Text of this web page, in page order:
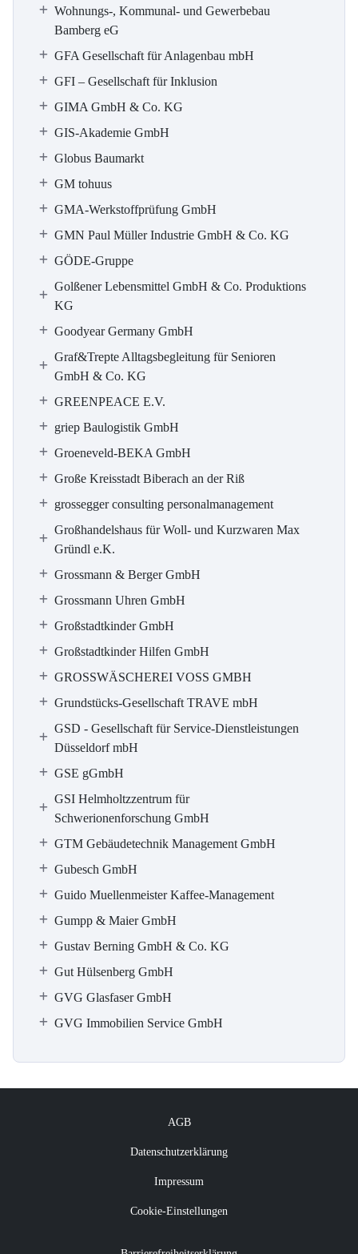
Wohnungs-, Kommunal- und Gewerbebau
Bamberg eG
GFA Gesellschaft für Anlagenbau mbH
GFI – Gesellschaft für Inklusion
GIMA GmbH & Co. KG
GIS-Akademie GmbH
Globus Baumarkt
GM tohuus
GMA-Werkstoffprüfung GmbH
GMN Paul Müller Industrie GmbH & Co. KG
GÖDE-Gruppe
Golßener Lebensmittel GmbH & Co. Produktions
KG
Goodyear Germany GmbH
Graf&Trepte Alltagsbegleitung für Senioren
GmbH & Co. KG
GREENPEACE E.V.
griep Baulogistik GmbH
Groeneveld-BEKA GmbH
Große Kreisstadt Biberach an der Riß
grossegger consulting personalmanagement
Großhandelshaus für Woll- und Kurzwaren Max
Gründl e.K.
Grossmann & Berger GmbH
Grossmann Uhren GmbH
Großstadtkinder GmbH
Großstadtkinder Hilfen GmbH
GROSSWÄSCHEREI VOSS GMBH
Grundstücks-Gesellschaft TRAVE mbH
GSD - Gesellschaft für Service-Dienstleistungen
Düsseldorf mbH
GSE gGmbH
GSI Helmholtzzentrum für
Schwerionenforschung GmbH
GTM Gebäudetechnik Management GmbH
Gubesch GmbH
Guido Muellenmeister Kaffee-Management
Gumpp & Maier GmbH
Gustav Berning GmbH & Co. KG
Gut Hülsenberg GmbH
GVG Glasfaser GmbH
GVG Immobilien Service GmbH
AGB
Datenschutzerklärung
Impressum
Cookie-Einstellungen